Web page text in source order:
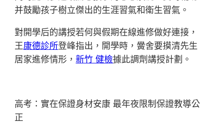
并鼓勵孩子樹立傑出的生涯習氣和衛生習氣。
對開學后的講授若何與假期在線進修做好連接，
王康德診所登峰指出，開學時，黌舍要摸清先生
居家進修情形，新竹 健檢據此調劑講授計劃。
高考：實在保證身材安康 最年夜限制保證教導公
正